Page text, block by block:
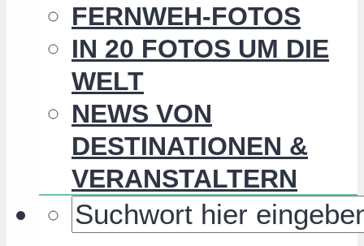
FERNWEH-FOTOS
IN 20 FOTOS UM DIE
WELT
NEWS VON
DESTINATIONEN &
VERANSTALTERN